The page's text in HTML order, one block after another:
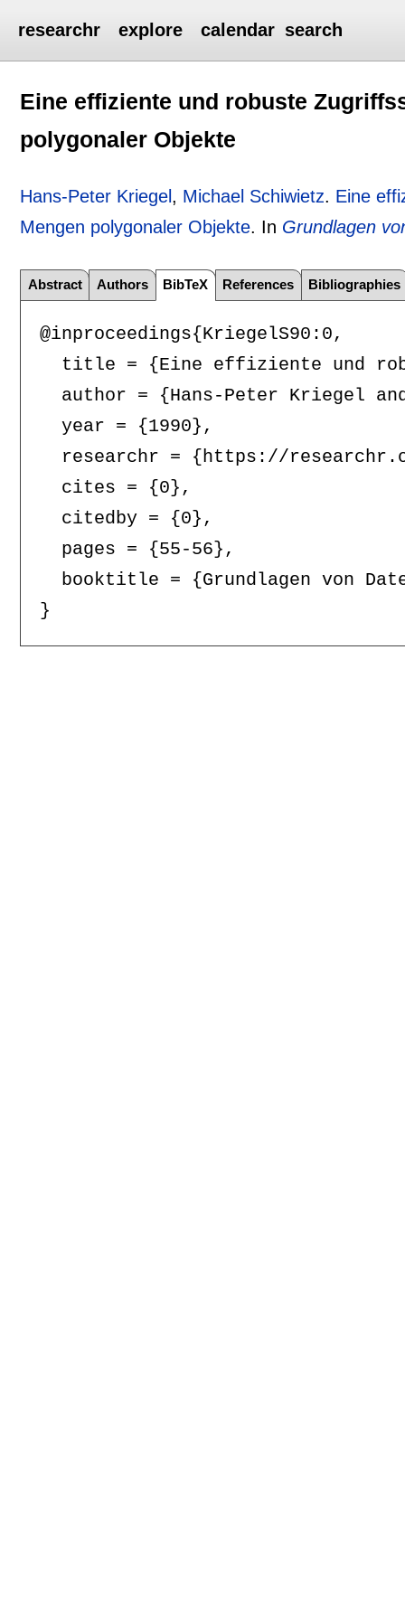
researchr explore calendar search
Eine effiziente und robuste
polygonaler Objekte
Hans-Peter Kriegel , Michael Schiwietz. Eine
Mengen polygonaler Objekte. In Grundlagen
Abstract Authors BibTeX References Bibliographies
@inproceedings{KriegelS90:0,
title = {Eine effiziente und
author = {Hans-Peter Kriegel
  year = {1990},
researchr = {https://
  cites = {0},
  citedby = {0},
  pages = {55-56},
booktitle = {Grundlagen von